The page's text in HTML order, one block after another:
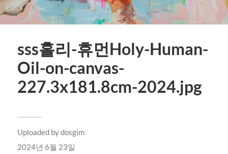
sss홀리-휴먼Holy-Human-
Oil-on-canvas-
227.3x181.8cm-2024.jpg
Uploaded bydosgim
2024년 6월 23일